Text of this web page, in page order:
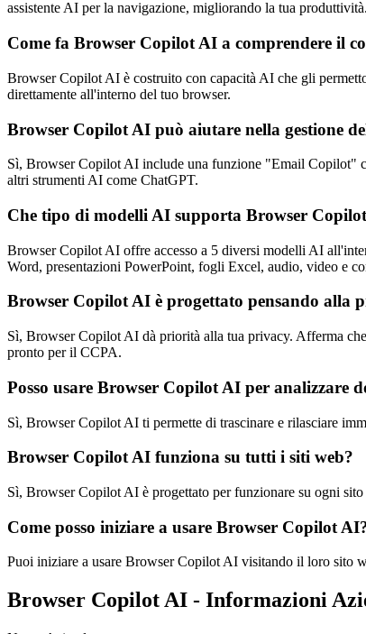
assistente AI per la navigazione, migliorando la tua produttività.
Come fa Browser Copilot AI a comprendere il
Browser Copilot AI è costruito con capacità AI che gli
direttamente all'interno del tuo browser.
Browser Copilot AI può aiutare nella gestione
Sì, Browser Copilot AI include una funzione "Email Copilot"
altri strumenti AI come ChatGPT.
Che tipo di modelli AI supporta Browser
Browser Copilot AI offre accesso a 5 diversi modelli AI
Word, presentazioni PowerPoint, fogli Excel, audio, video e
Browser Copilot AI è progettato pensando alla
Sì, Browser Copilot AI dà priorità alla tua privacy. Afferma
pronto per il CCPA.
Posso usare Browser Copilot AI per analizzare
Sì, Browser Copilot AI ti permette di trascinare e rilasciare
Browser Copilot AI funziona su tutti i siti web?
Sì, Browser Copilot AI è progettato per funzionare su ogni
Come posso iniziare a usare Browser Copilot
Puoi iniziare a usare Browser Copilot AI visitando il loro sito
Browser Copilot AI - Informazioni